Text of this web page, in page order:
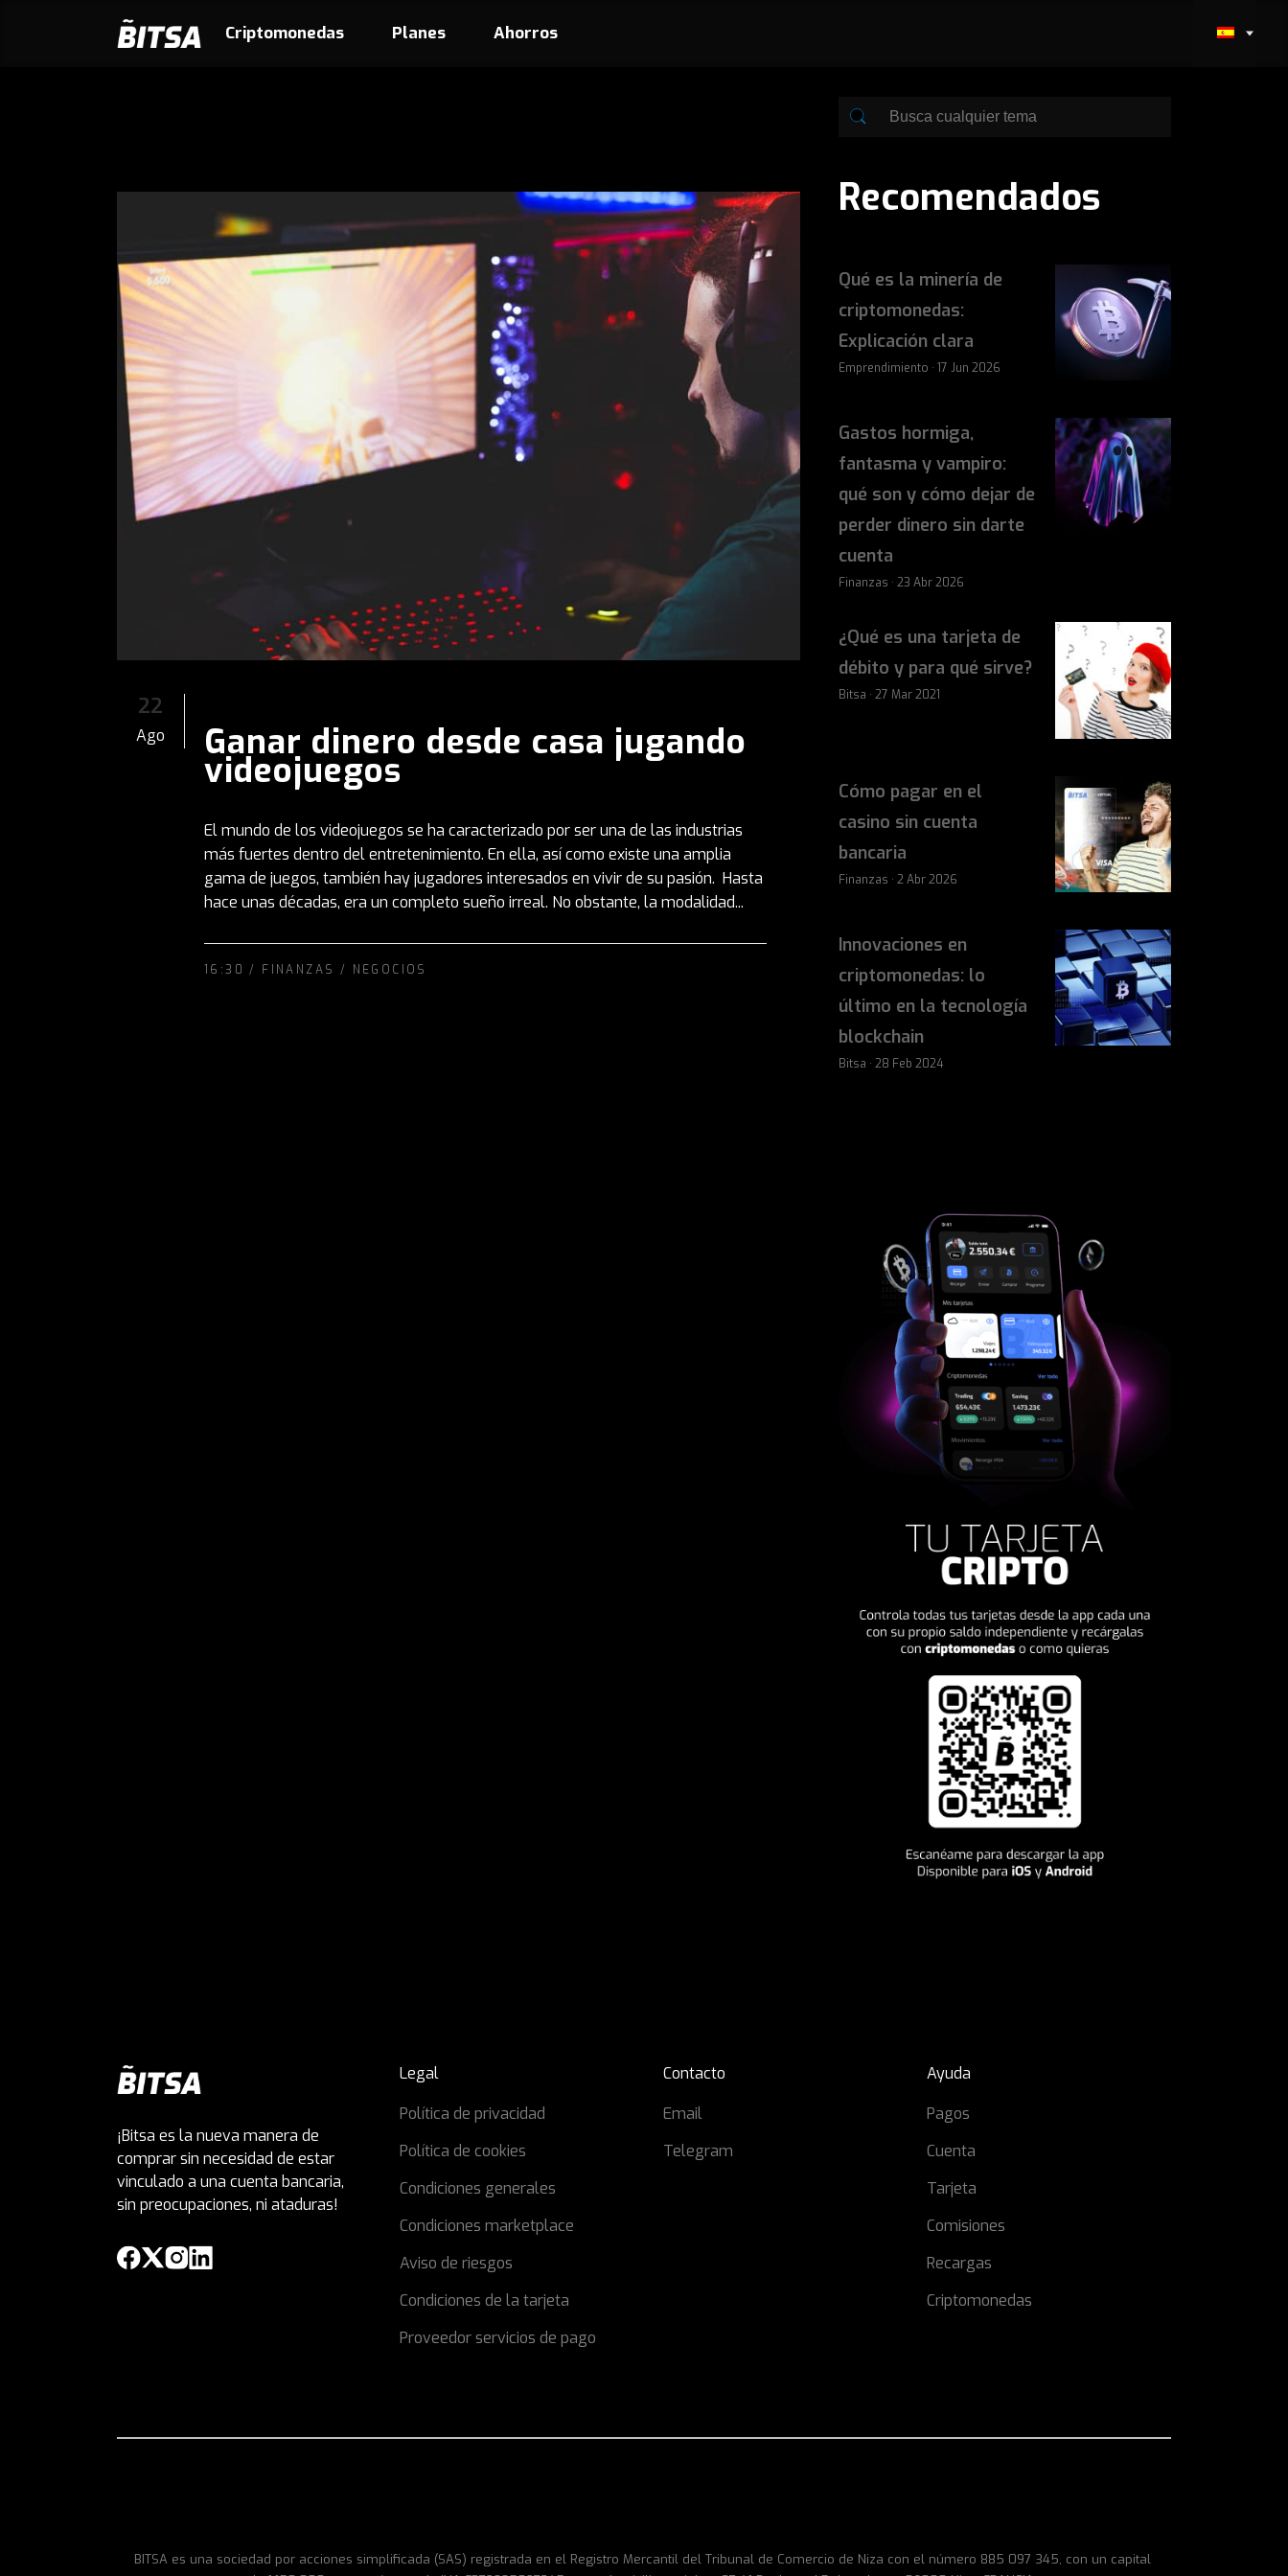
Criptomonedas Planes Ahorros
22
Ago Ganar dinero desde casa jugando
videojuegos
El mundo de los videojuegos se ha caracterizado por ser una de las industrias
más fuertes dentro del entretenimiento. En ella, así como existe una amplia
gama de juegos, también hay jugadores interesados en vivir de su pasión. Hasta
hace unas décadas, era un completo sueño irreal. No obstante, la modalidad...
16:30 / FINANZAS / NEGOCIOS
Recomendados
Qué es la minería de
criptomonedas:
Explicación clara
Emprendimiento · 17 Jun 2026
Gastos hormiga,
fantasma y vampiro:
qué son y cómo dejar de
perder dinero sin darte
cuenta
Finanzas · 23 Abr 2026
¿Qué es una tarjeta de
débito y para qué sirve?
Bitsa · 27 Mar 2021
Cómo pagar en el
casino sin cuenta
bancaria
Finanzas · 2 Abr 2026
Innovaciones en
criptomonedas: lo
último en la tecnología
blockchain
Bitsa · 28 Feb 2024
¡Bitsa es la nueva manera de
comprar sin necesidad de estar
vinculado a una cuenta bancaria,
sin preocupaciones, ni ataduras!
Legal
Política de privacidad
Política de cookies
Condiciones generales
Condiciones marketplace
Aviso de riesgos
Condiciones de la tarjeta
Proveedor servicios de pago
Contacto
Email
Telegram
Ayuda
Pagos
Cuenta
Tarjeta
Comisiones
Recargas
Criptomonedas
BITSA es una sociedad por acciones simplificada (SAS) registrada en el Registro Mercantil del Tribunal de Comercio de Niza con el número 885 097 345, con un capital